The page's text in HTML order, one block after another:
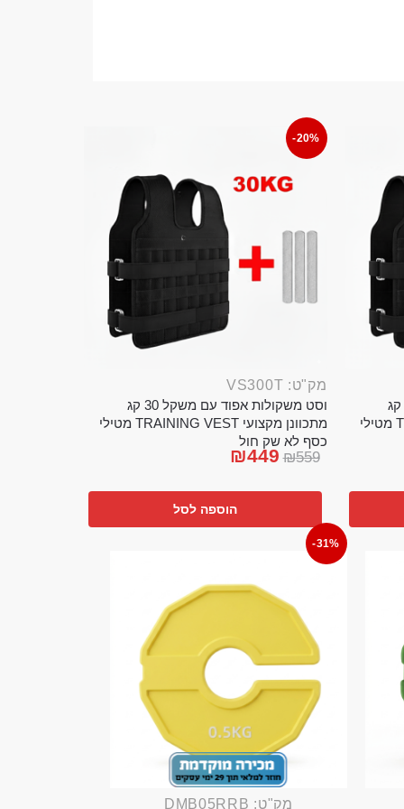
וסט משקולות אפוד עם משקל 20 קג
מתכוונן מקצועי TRAINING VEST מטילי
-20%
מק"ט: VS300T
וסט משקולות אפוד עם משקל 30 קג
מתכוונן מקצועי TRAINING VEST מטילי
כסף לא שק חול
₪559
₪449
הוספה לסל
-31%
מק"ט: DMB05RRB